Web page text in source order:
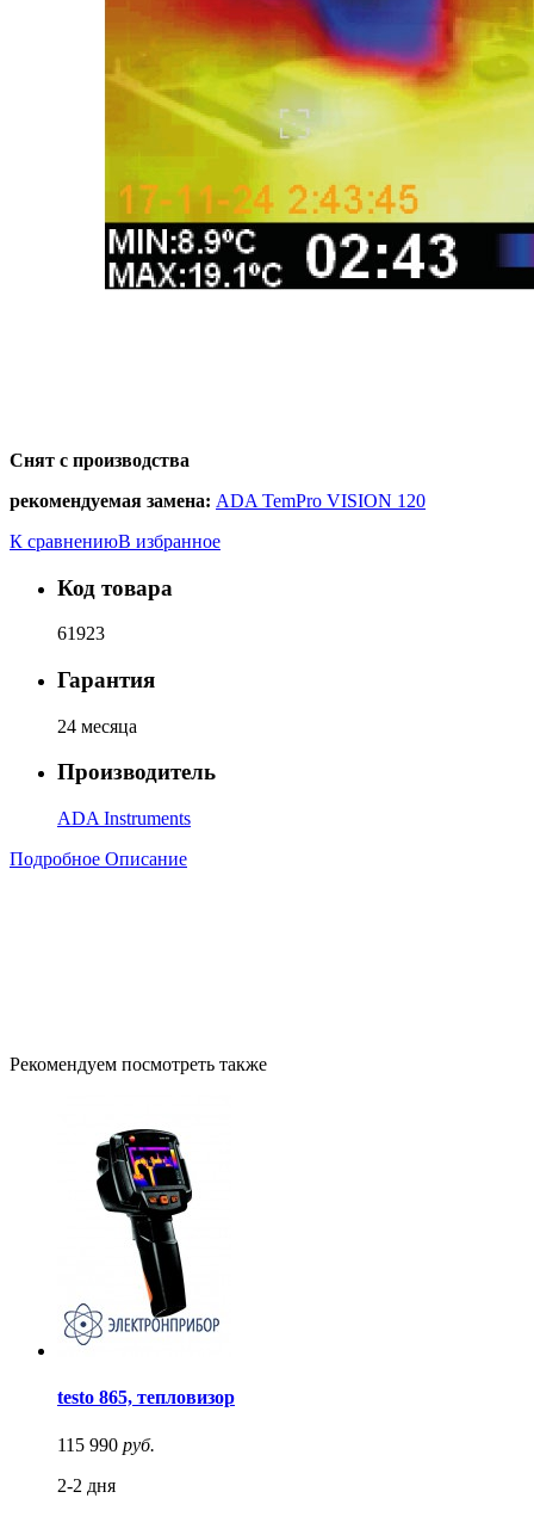
Снят с производства
рекомендуемая замена: ADA TemPro VISION 120
К сравнениюВ избранное
Код товара
61923
Гарантия
24 месяца
Производитель
ADA Instruments
Подробное Описание
Рекомендуем посмотреть также
testo 865, тепловизор
115 990 руб.
2-2 дня